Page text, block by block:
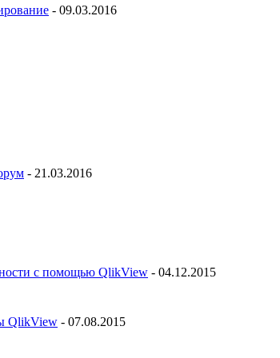
- 09.03.2016
- 21.03.2016
с помощью QlikView - 04.12.2015
QlikView - 07.08.2015